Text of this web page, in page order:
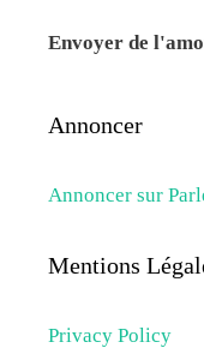
Envoyer de
Annoncer
Annoncer sur
Mentions
Privacy Policy